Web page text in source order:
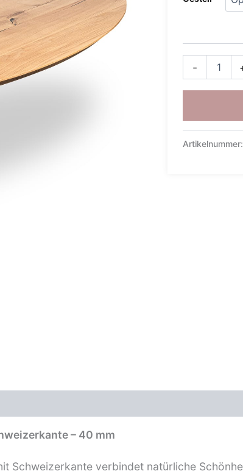
-
Artikelnummer:
– 40 mm
Schweizerkante verbindet natürliche